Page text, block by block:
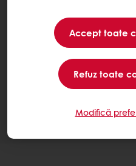
Cremfil Hazelnut
Bucket 13 kg
Ai nevoie de mai multe
Accept toate
Refuz toate
Modifică